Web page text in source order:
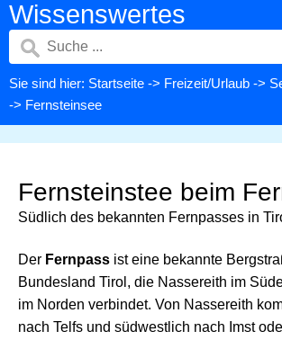
Wissenswertes
Sie sind hier: Startseite -> Freizeit/Urlaub ->
-> Fernsteinsee
Fernsteinstee beim
Südlich des bekannten Fernpasses in
Der Fernpass ist eine bekannte
Bundesland Tirol, die Nassereith im
im Norden verbindet. Von Nassereith
nach Telfs und südwestlich nach Imst